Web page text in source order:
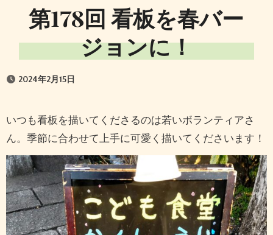
第178回 看板を春バー
ジョンに！
2024年2月15日
いつも看板を描いてくださるのは若いボランティアさ
ん。季節に合わせて上手に可愛く描いてくださいます！